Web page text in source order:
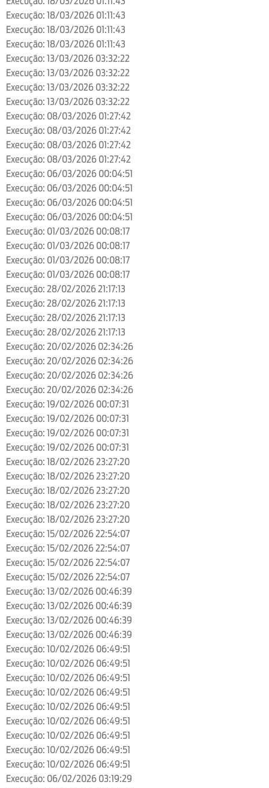
Execução: 18/03/2026 01:11:43
Execução: 18/03/2026 01:11:43
Execução: 18/03/2026 01:11:43
Execução: 13/03/2026 03:32:22
Execução: 13/03/2026 03:32:22
Execução: 13/03/2026 03:32:22
Execução: 13/03/2026 03:32:22
Execução: 08/03/2026 01:27:42
Execução: 08/03/2026 01:27:42
Execução: 08/03/2026 01:27:42
Execução: 08/03/2026 01:27:42
Execução: 06/03/2026 00:04:51
Execução: 06/03/2026 00:04:51
Execução: 06/03/2026 00:04:51
Execução: 06/03/2026 00:04:51
Execução: 01/03/2026 00:08:17
Execução: 01/03/2026 00:08:17
Execução: 01/03/2026 00:08:17
Execução: 01/03/2026 00:08:17
Execução: 28/02/2026 21:17:13
Execução: 28/02/2026 21:17:13
Execução: 28/02/2026 21:17:13
Execução: 28/02/2026 21:17:13
Execução: 20/02/2026 02:34:26
Execução: 20/02/2026 02:34:26
Execução: 20/02/2026 02:34:26
Execução: 20/02/2026 02:34:26
Execução: 19/02/2026 00:07:31
Execução: 19/02/2026 00:07:31
Execução: 19/02/2026 00:07:31
Execução: 19/02/2026 00:07:31
Execução: 18/02/2026 23:27:20
Execução: 18/02/2026 23:27:20
Execução: 18/02/2026 23:27:20
Execução: 18/02/2026 23:27:20
Execução: 18/02/2026 23:27:20
Execução: 15/02/2026 22:54:07
Execução: 15/02/2026 22:54:07
Execução: 15/02/2026 22:54:07
Execução: 15/02/2026 22:54:07
Execução: 13/02/2026 00:46:39
Execução: 13/02/2026 00:46:39
Execução: 13/02/2026 00:46:39
Execução: 13/02/2026 00:46:39
Execução: 10/02/2026 06:49:51
Execução: 10/02/2026 06:49:51
Execução: 10/02/2026 06:49:51
Execução: 10/02/2026 06:49:51
Execução: 10/02/2026 06:49:51
Execução: 10/02/2026 06:49:51
Execução: 10/02/2026 06:49:51
Execução: 10/02/2026 06:49:51
Execução: 10/02/2026 06:49:51
Execução: 06/02/2026 03:19:29